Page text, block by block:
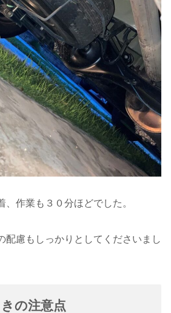
、作業も３０分ほどでした。
配慮もしっかりとしてくださいまし
の注意点